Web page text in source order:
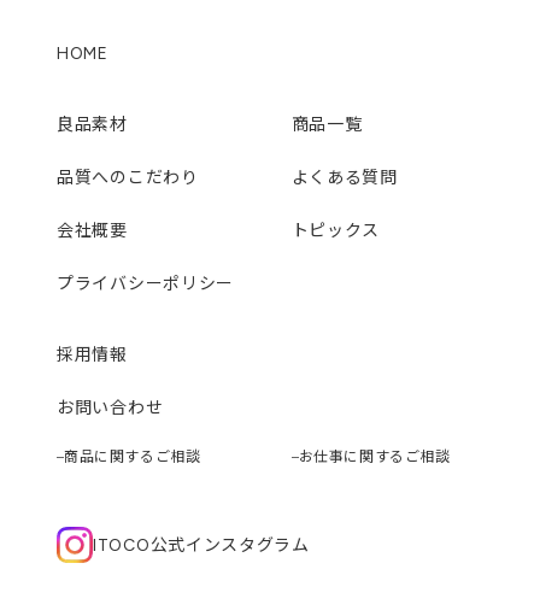
HOME
良品素材 商品一覧
品質へのこだわり よくある質問
会社概要 トピックス
プライバシーポリシー
採用情報
お問い合わせ
商品に関するご相談 お仕事に関するご相談
ITOCO公式インスタグラム